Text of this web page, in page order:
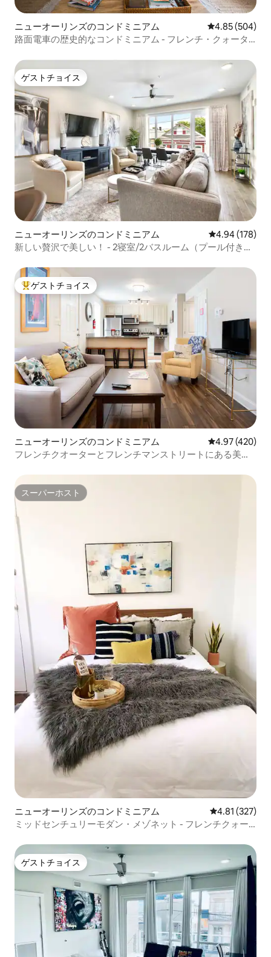
ニューオーリンズのコンドミニアム レビュー504
4.85 (504)
路面電車の歴史的なコンドミニアム - フレンチ・クォータ
ゲストチョイス
ゲストチョイス
ニューオーリンズのコンドミニアム レビュー178
4.94 (178)
新しい贅沢で美しい！ - 2寝室/2バスルーム（プール付き）
大好評のゲストチョイスです。
ゲストチョイス
ニューオーリンズのコンドミニアム レビュー420
4.97 (420)
フレンチクオーターとフレンチマンストリートにある美し
スーパーホスト
スーパーホスト
ニューオーリンズのコンドミニアム レビュー327
4.81 (327)
ミッドセンチュリーモダン・メゾネット - フレンチクォー
ゲストチョイス
ゲストチョイス